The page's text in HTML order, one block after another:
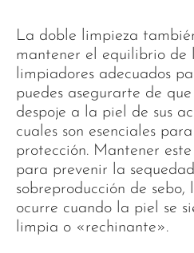
La doble limpieza
mantener el equilibrio de
limpiadores adecuados
puedes asegurarte de
despoje a la piel de sus
cuales son esenciales
protección. Mantener
para prevenir la
sobreproducción de sebo,
ocurre cuando la piel se
limpia o «rechinante».